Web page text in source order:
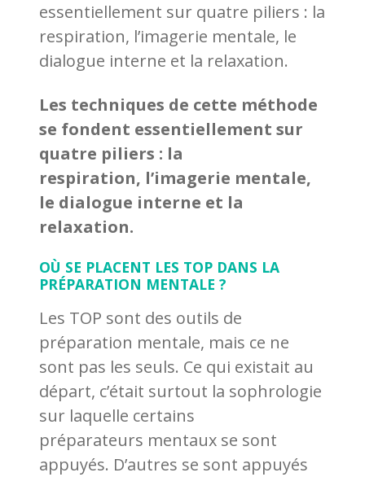
essentiellement sur quatre piliers : la
respiration, l’imagerie mentale, le
dialogue interne et la relaxation.
Les techniques de cette méthode
se fondent essentiellement sur
quatre piliers : la
respiration, l’imagerie mentale,
le dialogue interne et la
relaxation.
OÙ SE PLACENT LES TOP DANS LA
PRÉPARATION MENTALE ?
Les TOP sont des outils de
préparation mentale, mais ce ne
sont pas les seuls. Ce qui existait au
départ, c’était surtout la sophrologie
sur laquelle certains
préparateurs mentaux se sont
appuyés. D’autres se sont appuyés